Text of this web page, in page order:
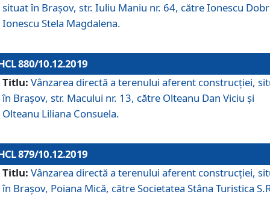
situat în Brașov, str. Iuliu Maniu nr. 64, către Ionescu
Ionescu Stela Magdalena.
880/10.12.2019
Titlu: Vânzarea directă a terenului aferent construcției,
în Brașov, str. Macului nr. 13, către Olteanu Dan Viciu și
Olteanu Liliana Consuela.
879/10.12.2019
Titlu: Vânzarea directă a terenului aferent construcției,
în Brașov, Poiana Mică, către Societatea Stâna Turistica